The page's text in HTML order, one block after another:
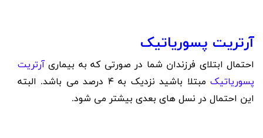
آرتریت پسوریاتیک
احتمال ابتلای فرزندان شما در صورتی که به بیماریآرتریت
پسوریاتیک
مبتلا باشید نزدیک به ۴ درصد می باشد. البته
این احتمال در نسل های بعدی بیشتر می شود.